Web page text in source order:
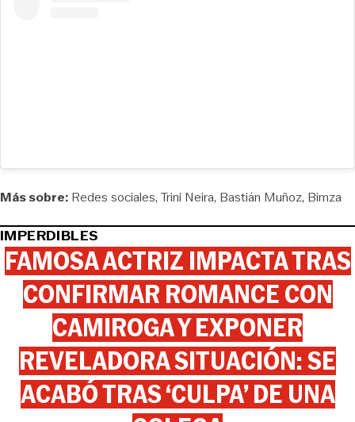
Más sobre: Redes sociales Trini Neira Bastián Muñoz Bimza
IMPERDIBLES
FAMOSA ACTRIZ IMPACTA TRAS
CONFIRMAR ROMANCE CON
CAMIROGA Y EXPONER
REVELADORA SITUACIÓN: SE
ACABÓ TRAS ‘CULPA’ DE UNA